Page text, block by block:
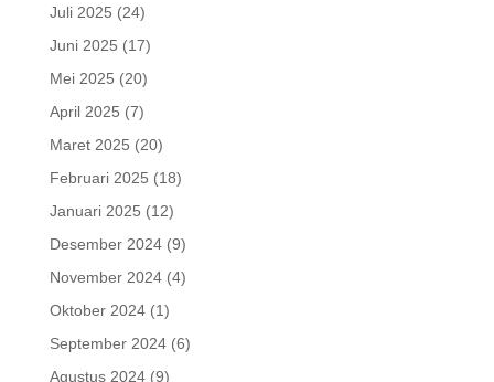
Juli 2025 (24)
Juni 2025 (17)
Mei 2025 (20)
April 2025 (7)
Maret 2025 (20)
Februari 2025 (18)
Januari 2025 (12)
Desember 2024(9)
November 2024(4)
Oktober 2024(1)
September 2024(6)
Agustus 2024(9)